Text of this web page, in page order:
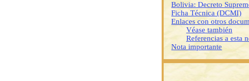
Bolivia: Decreto
Ficha Técnica (DCMI)
Enlaces con otros
Véase también
Referencias a esta
Nota importante